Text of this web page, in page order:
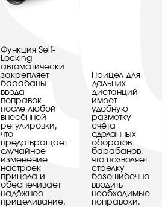
Функция Self-
Locking
автоматически
закрепляет
барабаны
ввода
поправок
после любой
внесённой
регулировки,
что
предотвращает
случайное
изменение
настроек
прицела и
обеспечивает
надёжное
прицеливание.
Прицел для
дальних
дистанций
имеет
удобную
разметку
счёта
сделанных
оборотов
барабанов,
что позволяет
стрелку
безошибочно
вводить
необходимые
поправоки.